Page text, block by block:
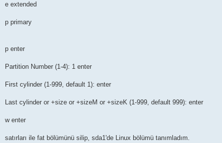
e extended
p primary
p enter
Partition Number (1-4): 1 enter
First cylinder (1-999, default 1): enter
Last cylinder or +size or +sizeM or +sizeK (1-999, default 999): enter
w enter
satırları ile fat bölümünü silip, sda1'de Linux bölümü tanımladım.